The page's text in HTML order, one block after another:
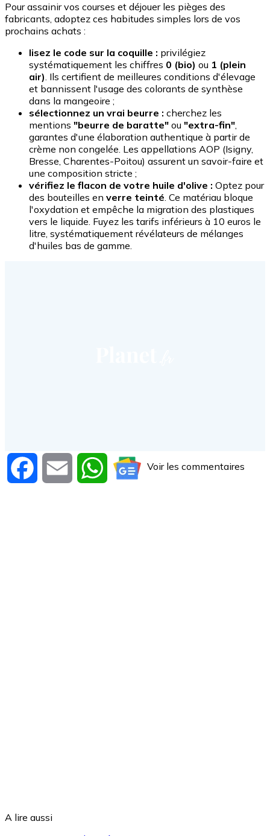
Pour assainir vos courses et déjouer les pièges des
fabricants, adoptez ces habitudes simples lors de vos
prochains achats :
lisez le code sur la coquille : privilégiez
systématiquement les chiffres 0 (bio) ou 1 (plein
air). Ils certifient de meilleures conditions d'élevage
et bannissent l'usage des colorants de synthèse
dans la mangeoire ;
sélectionnez un vrai beurre : cherchez les
mentions "beurre de baratte" ou "extra-fin",
garantes d'une élaboration authentique à partir de
crème non congelée. Les appellations AOP (Isigny,
Bresse, Charentes-Poitou) assurent un savoir-faire et
une composition stricte ;
vérifiez le flacon de votre huile d'olive : Optez pour
des bouteilles en verre teinté. Ce matériau bloque
l'oxydation et empêche la migration des plastiques
vers le liquide. Fuyez les tarifs inférieurs à 10 euros le
litre, systématiquement révélateurs de mélanges
d'huiles bas de gamme.
Facebook Email WhatsAppVoir les commentaires
A lire aussi